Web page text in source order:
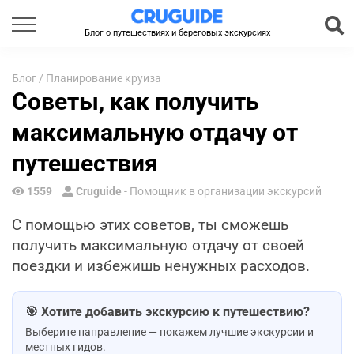
Блог о путешествиях и береговых экскурсиях
Блог / Планирование круиза
Советы, как получить
максимальную отдачу от
путешествия
1559 Cruguide - Помощник в организации экскурсий
С помощью этих советов, ты сможешь
получить максимальную отдачу от своей
поездки и избежишь ненужных расходов.
🎯 Хотите добавить экскурсию к путешествию?
Выберите направление — покажем лучшие экскурсии и
местных гидов.